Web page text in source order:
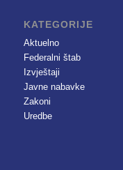
KATEGORIJE
Aktuelno
Federalni štab
Izvještaji
Javne nabavke
Zakoni
Uredbe